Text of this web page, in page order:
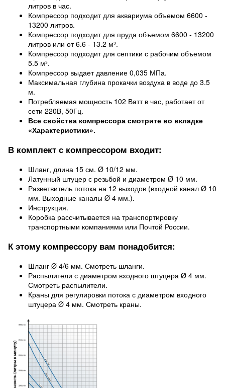
литров в час.
Компрессор подходит для аквариума объемом 6600 -
13200 литров.
Компрессор подходит для пруда объемом 6600 - 13200
литров или от 6.6 - 13.2 м³.
Компрессор подходит для септики с рабочим объемом
5.5 м³.
Компрессор выдает давление 0,035 МПа.
Максимальная глубина прокачки воздуха в воде до 3.5
м.
Потребляемая мощность 102 Ватт в час, работает от
сети 220В, 50Гц.
Все свойства компрессора смотрите во вкладке
«Характеристики».
В комплект с компрессором входит:
Шланг, длина 15 см. Ø 10/12 мм.
Латунный штуцер с резьбой и диаметром Ø 10 мм.
Разветвитель потока на 12 выходов (входной канал Ø 10
мм. Выходные каналы Ø 4 мм.).
Инструкция.
Коробка рассчитывается на транспортировку
транспортными компаниями или Почтой России.
К этому компрессору вам понадобится:
Шланг Ø 4/6 мм. Смотреть шланги.
Распылители с диаметром входного штуцера Ø 4 мм.
Смотреть распылители.
Краны для регулировки потока с диаметром входного
штуцера Ø 4 мм. Смотреть краны.